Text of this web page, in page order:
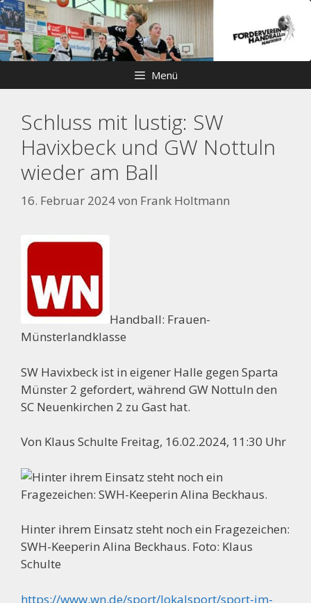
Zum
Inhalt
springen
Skip
to
content
Menü
Schluss mit lustig: SW
Havixbeck und GW Nottuln
wieder am Ball
16. Februar 2024von Frank Holtmann
Handball: Frauen-
Münsterlandklasse
SW Havixbeck ist in eigener Halle gegen Sparta
Münster 2 gefordert, während GW Nottuln den
SC Neuenkirchen 2 zu Gast hat.
Von Klaus Schulte Freitag, 16.02.2024, 11:30 Uhr
Hinter ihrem Einsatz steht noch ein Fragezeichen:
SWH-Keeperin Alina Beckhaus. Foto: Klaus
Schulte
https://www.wn.de/sport/lokalsport/sport-im-